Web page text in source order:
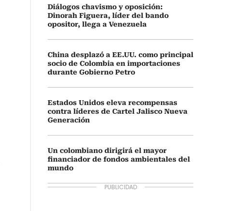
Diálogos chavismo y oposición:
Dinorah Figuera, líder del bando
opositor, llega a Venezuela
China desplazó a EE.UU. como principal
socio de Colombia en importaciones
durante Gobierno Petro
Estados Unidos eleva recompensas
contra líderes de Cartel Jalisco Nueva
Generación
Un colombiano dirigirá el mayor
financiador de fondos ambientales del
mundo